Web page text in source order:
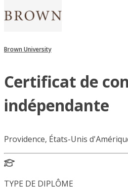
Brown University
Certificat de
indépendante
Providence, États-Unis
TYPE DE DIPLÔME